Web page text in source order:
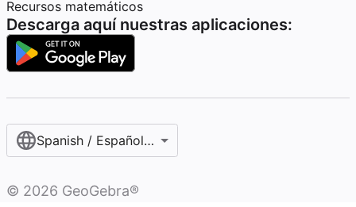
Recursos matemáticos
Descarga aquí nuestras aplicaciones:
Spanish / Español (internacional)
© 2026 GeoGebra®